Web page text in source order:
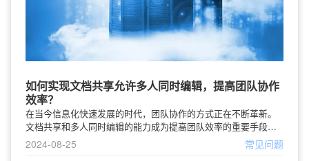
如何实现文档共享允许多人同时编辑，提高团队协作
效率？
在当今信息化快速发展的时代，团队协作的方式正在不断革新。
文档共享和多人同时编辑的能力成为提高团队效率的重要手段。
团队成员可以通过共享文档，实现信息的即时更新、减少沟通成
本，从而使得协作更加高效。因此，
2024-08-25 常见问题